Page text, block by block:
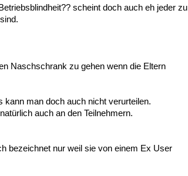
scheint doch auch eh jeder zu
Naschschrank zu gehen wenn die Eltern
kann man doch auch nicht verurteilen.
auch an den Teilnehmern.
bezeichnet nur weil sie von einem Ex User